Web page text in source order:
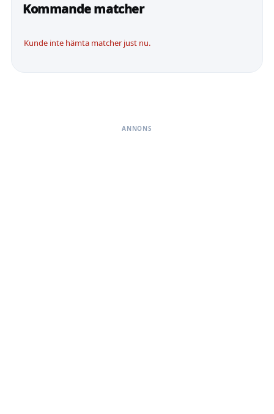
Kommande matcher
Kunde inte hämta matcher just nu.
ANNONS